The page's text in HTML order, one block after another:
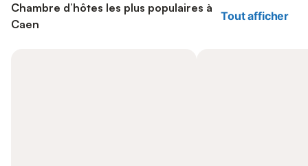
Chambre d’hôtes les plus populaires à
Caen
Tout afficher